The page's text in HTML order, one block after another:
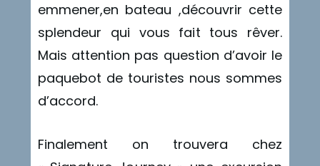
emmener,en bateau ,découvrir cette
splendeur qui vous fait tous rêver.
Mais attention pas question d’avoir le
paquebot de touristes nous sommes
d’accord.
Finalement on trouvera chez